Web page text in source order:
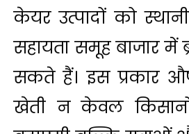
केयर उत्पादों को
सहायता समूह बाजार में
सकते हैं। इस प्रकार
खेती न केवल